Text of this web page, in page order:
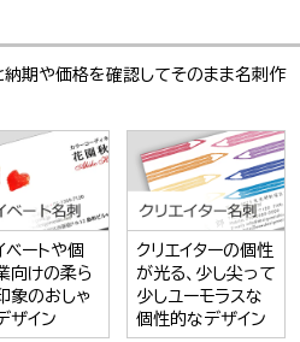
納期や価格を確認してそのまま名刺作
ベートや個
向けの柔ら
象のおしゃ
ザイン
クリエイターの個性
が光る、少し尖って
少しユーモラスな
個性的なデザイン